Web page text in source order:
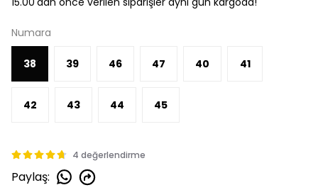
Numara
38 39 46 47 40 41
42 43 44 45
4 değerlendirme
Paylaş: